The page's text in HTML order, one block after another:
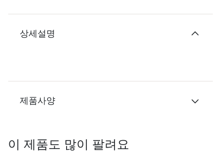
상세설명
제품사양
이 제품도 많이 팔려요